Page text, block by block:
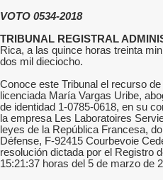
VOTO 0534-2018
TRIBUNAL REGISTRAL
Rica, a las quince horas treinta
dos mil dieciocho.
Conoce este Tribunal el recurso
licenciada María Vargas Uribe,
de identidad 1-0785-0618, en su
la empresa Les Laboratoires
leyes de la República Francesa,
Défense, F-92415 Courbevoie
resolución dictada por el Registro
15:21:37 horas del 5 de marzo de